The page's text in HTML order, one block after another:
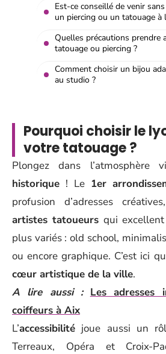
Est-ce conseillé de venir
un piercing ou un tatouage à
Quelles précautions prendre
tatouage ou piercing ?
Comment choisir un bijou
au studio ?
Pourquoi choisir le
votre tatouage ?
Plongez dans l’atmosphère
historique ! Le 1er
profusion d’adresses
artistes tatoueurs qui
plus variés : old school,
ou encore graphique. C’est ici
cœur artistique de la ville.
A lire aussi : Les adresses
coiffeurs à Aix
L’accessibilité joue aussi un
Terreaux, Opéra et Croix-